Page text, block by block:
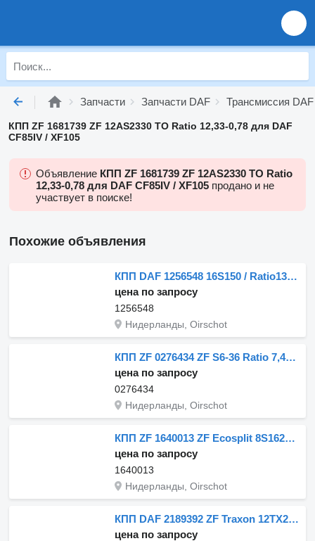
Запчасти Запчасти DAF Трансмиссия DAF
КПП ZF 1681739 ZF 12AS2330 TO Ratio 12,33-0,78 для DAF
CF85IV / XF105
Объявление КПП ZF 1681739 ZF 12AS2330 TO Ratio
12,33-0,78 для DAF CF85IV / XF105 продано и не
участвует в поиске!
Похожие объявления
КПП DAF 1256548 16S150 / Ratio13,80-0,84 для грузовика DAF 95 6X2
цена по запросу
1256548
Нидерланды, Oirschot
КПП ZF 0276434 ZF S6-36 Ratio 7,43-1,0 + PTO для грузовика DAF
цена по запросу
0276434
Нидерланды, Oirschot
КПП ZF 1640013 ZF Ecosplit 8S1620 TD Ratio 13,80-1,00 CF75IV RHD для грузовика DAF CF75IV RHD
цена по запросу
1640013
Нидерланды, Oirschot
КПП DAF 2189392 ZF Traxon 12TX2620 TD 16,69-1,0 для грузовика DAF CF
цена по запросу